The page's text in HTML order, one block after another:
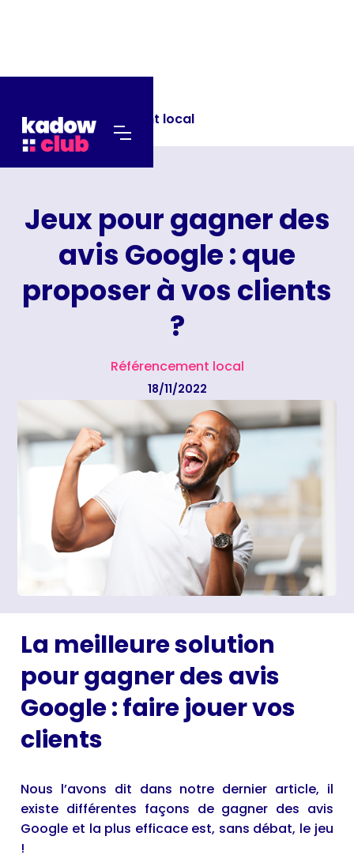
Blog >Référencement local
Jeux pour gagner des
avis Google : que
proposer à vos clients
?
Référencement local
18/11/2022
La meilleure solution
pour gagner des avis
Google : faire jouer vos
clients
Nous l’avons dit dans notre dernier article, il
existe différentes façons de gagner des avis
Google et la plus efficace est, sans débat, le jeu
!